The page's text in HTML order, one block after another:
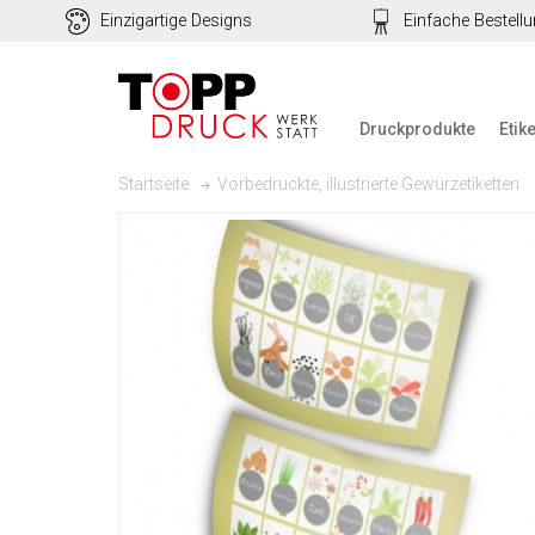
Einzigartige Designs Einfache
Druckprodukte
Startseite Vorbedruckte, illustrierte Gewürzetiketten